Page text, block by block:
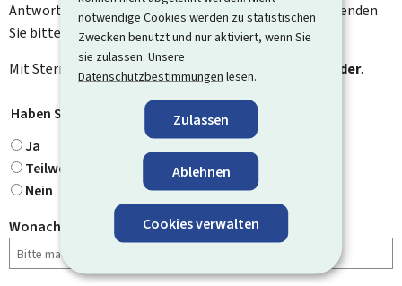
notwendige Cookies werden zu statistischen
Zwecken benutzt und nur aktiviert, wenn Sie
sie zulassen. Unsere
Datenschutzbestimmungen lesen.
Zulassen
Ablehnen
Cookies verwalten
Antwort auf Ihr Feedback. Für spezifische Fragen verwenden
Sie bitte das Kontaktformular.
Mit Stern gekennzeichnete Felder (
Pflichtfelder.
Haben Sie gefunden, wonach Sie gesucht haben?
Ja
Teilweise
Nein
Wonach haben Sie gesucht?